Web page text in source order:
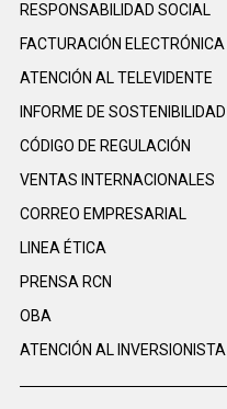
RESPONSABILIDAD SOCIAL
FACTURACIÓN ELECTRÓNICA
ATENCIÓN AL TELEVIDENTE
INFORME DE SOSTENIBILIDAD
CÓDIGO DE REGULACIÓN
VENTAS INTERNACIONALES
CORREO EMPRESARIAL
LINEA ÉTICA
PRENSA RCN
OBA
ATENCIÓN AL INVERSIONISTA